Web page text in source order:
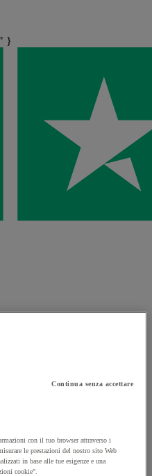
}
in pronta consegna
Continua senza accettare
con il tuo browser attraverso i
le prestazioni del nostro sito Web
in base alle tue esigenze e una
cookie".